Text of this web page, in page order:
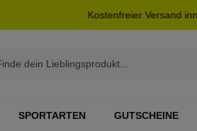
Kostenfreier Versand
SPORTARTEN GUTSCHEINE